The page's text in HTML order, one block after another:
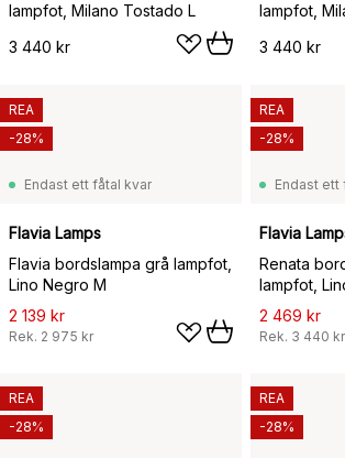
lampfot, Milano Tostado L
3 440 kr
lampfot,
3 440 kr
Endast ett fåtal kvar
Flavia Lamps
Flavia bordslampa grå lampfot,
Lino Negro M
2 139 kr
Rek. 2 975 kr
REA
-28%
Endast ett
Flavia
Renata
lampfot,
2 469 kr
Rek. 3 440 kr
REA
-28%
REA
-28%
REA
-28%